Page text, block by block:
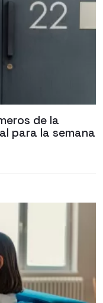
de la
para la semana